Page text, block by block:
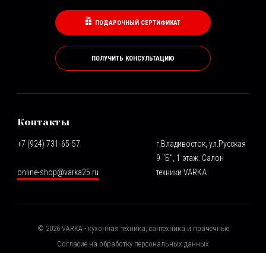
ПОДАРОЧНЫЙ СЕРТИФИКАТ
ПОЛУЧИТЬ КОНСУЛЬТАЦИЮ
Контакты
+7 (924) 731-65-57
online-shop@varka25.ru
г.Владивосток, ул.Русская
9 "Б", 1 этаж. Салон
техники VARKA
© 2026VARKA - кухонная техника, сантехника и прачечные
Согласие на обработку персональных данных